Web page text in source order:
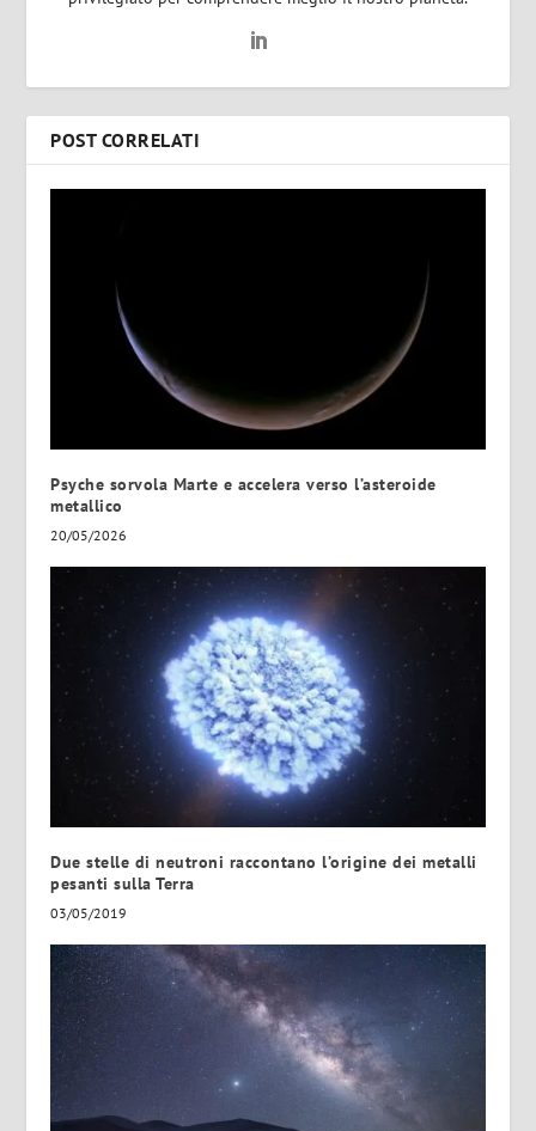
POST CORRELATI
Psyche sorvola Marte e accelera verso l’asteroide
metallico
20/05/2026
Due stelle di neutroni raccontano l’origine dei metalli
pesanti sulla Terra
03/05/2019